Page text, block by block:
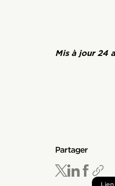
Mis à jour 24
Partager